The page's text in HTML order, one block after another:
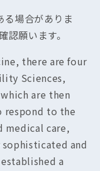
場合がありま
願います。
there are four
Sciences,
are then
respond to the
medical care,
and
a